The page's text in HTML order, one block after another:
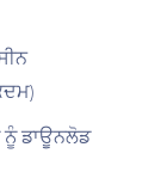
ਡਾਊਨਲੋਡ